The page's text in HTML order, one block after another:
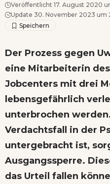
Veröffentlicht 17. August 2020
Update 30. November 2023 um
Der Prozess gegen
eine Mitarbeiterin
Jobcenters mit drei
lebensgefährlich
unterbrochen
Verdachtsfall in der
untergebracht ist,
Ausgangssperre.
das Urteil fallen